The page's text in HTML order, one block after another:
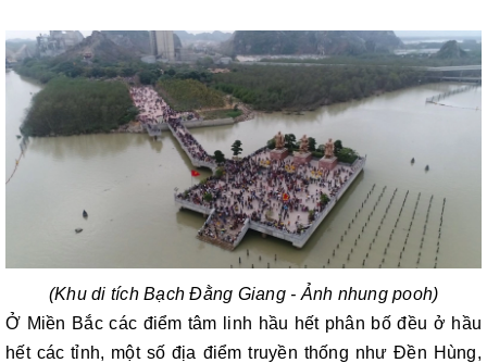
(Khu di tích Bạch Đằng Giang - Ảnh nhung pooh)
Ở Miền Bắc các điểm tâm linh hầu hết phân bố đều ở hầu
hết các tỉnh, một số địa điểm truyền thống như Đền Hùng,